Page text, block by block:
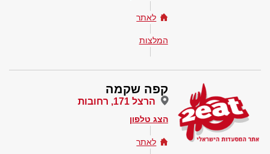
לאתר
המלצות
קפה שקמה
הרצל 171, רחובות
הצג טלפון
לאתר